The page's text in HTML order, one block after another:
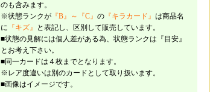
のも含みます。
※状態ランクが 『B』～『C』 の 『キラカード』 は商品名
に 『キズ』
と表記し、区別して販売しています。
■状態の見解には個人差がある為、状態ランクは『目安』
とお考え下さい。
■同一カードは４枚までとなります。
※レア度違いは別のカードとして取り扱います。
■画像はイメージです。